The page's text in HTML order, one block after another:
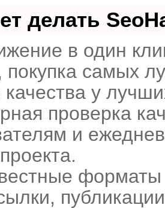
делать
в один
покупка самых
у
проверка
и
форматы